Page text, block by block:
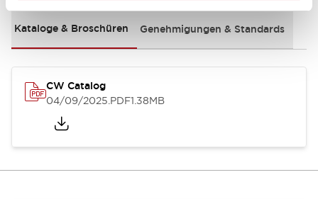
Kataloge & Broschüren Genehmigungen & Standards
CW Catalog
04/09/2025.PDF1.38MB